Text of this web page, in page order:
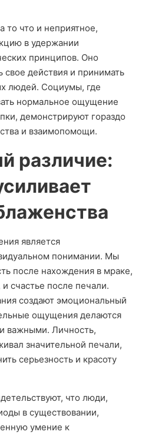
то что и неприятное,
в удержании
принципов. Оно
свое действия и принимать
людей. Социумы, где
нормальное ощущение
демонстрируют гораздо
и взаимопомощи.
различие:
является
понимании. Мы
после нахождения в мраке,
счастье после печали.
создают эмоциональный
ощущения делаются
важными. Личность,
значительной печали,
серьезность и красоту
что люди,
в существовании,
умение к